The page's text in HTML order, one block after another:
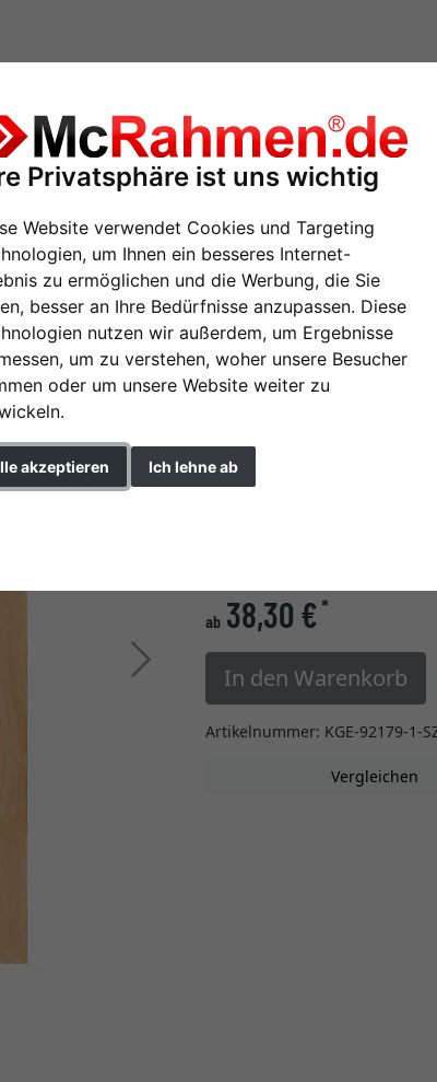
Privatsphäre ist uns wichtig
Website verwendet Cookies und Targeting
um Ihnen ein besseres Internet-
zu ermöglichen und die Werbung, die Sie
besser an Ihre Bedürfnisse anzupassen. Diese
nutzen wir außerdem, um Ergebnisse
um zu verstehen, woher unsere Besucher
oder um unsere Website weiter zu
akzeptieren Ich lehne ab
Weiter
Holzrahmen Santa
Holzrahmen Santa Coloma
Glasart
» zur Maßanfertigung
ab 38,30 €*
In den Warenkorb
Artikelnummer: KGE-92179-1-
Vergleichen